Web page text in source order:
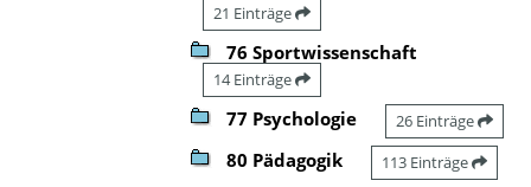
21 Einträge
76 Sportwissenschaft
14 Einträge
77 Psychologie 26 Einträge
80 Pädagogik 113 Einträge